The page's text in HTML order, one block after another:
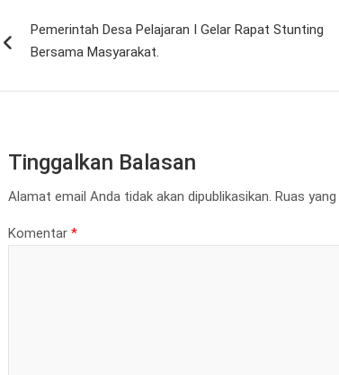
posPemerintah Desa Pelajaran I Gelar Rapat Stunting
Bersama Masyarakat.
Tinggalkan Balasan
Alamat email Anda tidak akan dipublikasikan. Ruas
Komentar *